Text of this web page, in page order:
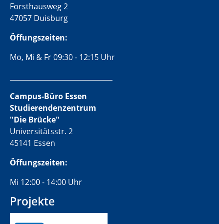
Forsthausweg 2
47057 Duisburg
Öffungszeiten:
Mo, Mi & Fr 09:30 - 12:15 Uhr
Campus-Büro Essen
Studierendenzentrum
"Die Brücke"
Universitätsstr. 2
45141 Essen
Öffungszeiten:
Mi 12:00 - 14:00 Uhr
Projekte